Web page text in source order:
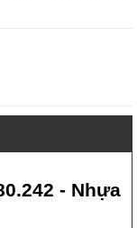
- Nhựa